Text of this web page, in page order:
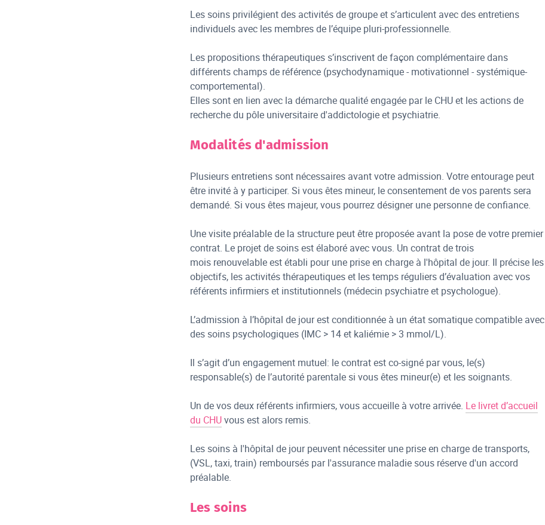
Les soins privilégient des activités de groupe et s’articulent avec des entretiens
individuels avec les membres de l’équipe pluri-professionnelle.
Les propositions thérapeutiques s’inscrivent de façon complémentaire dans
différents champs de référence (psychodynamique - motivationnel - systémique-
comportemental).
Elles sont en lien avec la démarche qualité engagée par le CHU et les actions de
recherche du pôle universitaire d'addictologie et psychiatrie.
Modalités d'admission
Plusieurs entretiens sont nécessaires avant votre admission. Votre entourage peut
être invité à y participer. Si vous êtes mineur, le consentement de vos parents sera
demandé. Si vous êtes majeur, vous pourrez désigner une personne de confiance.
Une visite préalable de la structure peut être proposée avant la pose de votre premier
contrat. Le projet de soins est élaboré avec vous. Un contrat de trois
mois renouvelable est établi pour une prise en charge à l'hôpital de jour. Il précise les
objectifs, les activités thérapeutiques et les temps réguliers d’évaluation avec vos
référents infirmiers et institutionnels (médecin psychiatre et psychologue).
L’admission à l’hôpital de jour est conditionnée à un état somatique compatible avec
des soins psychologiques (IMC > 14 et kaliémie > 3 mmol/L).
Il s’agit d’un engagement mutuel: le contrat est co-signé par vous, le(s)
responsable(s) de l’autorité parentale si vous êtes mineur(e) et les soignants.
Un de vos deux référents infirmiers, vous accueille à votre arrivée. Le livret d’accueil
du CHUvous est alors remis.
Les soins à l'hôpital de jour peuvent nécessiter une prise en charge de transports,
(VSL, taxi, train) remboursés par l'assurance maladie sous réserve d'un accord
préalable.
Les soins